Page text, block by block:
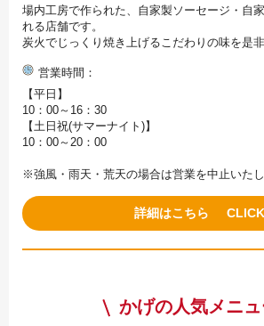
場内工房で作られた、自家製ソーセージ・自
れる店舗です。
炭火でじっくり焼き上げるこだわりの味を是
営業時間
【平日】
10：00～16：30
【土日祝(サマーナイト)】
10：00～20：00
※強風・雨天・荒天の場合は営業を中止いた
詳細はこちら
かげの人気メニ